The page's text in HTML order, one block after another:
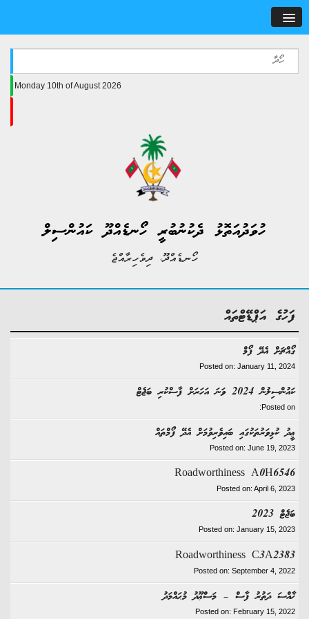
Monday 10th of August 2026
ހުވަދުއަތޮޅު ދެކުނުބުރީ ހޯނޑެއްދޫ ކައުންސިލް
ހޯނޑެއްދޫ، ދިވެހިރާއްޖެ
އަޕްޑޭޓްތައް
އެދޭ ފޯމް
Posted on: January 11,
ވަނަ އަހަރަށް ފާސްކުރި ބަޖެޓް
Posted
ކުޅިވަރުތަކުގައި ބައިވެރިވުމަށް އެދޭ ފޯމްތައް
Posted on: June 19,
Roadworthiness
Posted on: April 6,
Posted on: January 15,
Roadworthiness
Posted on: September 4,
ދަތުރު ފާސް – މަސްޢޫދު މުޙައްމަދު
Posted on: February 15,